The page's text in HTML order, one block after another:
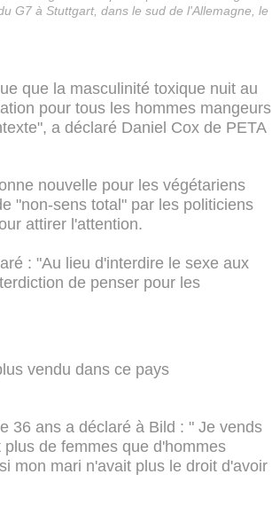
G7 à Stuttgart, dans le sud de l'Allemagne, le
que la masculinité toxique nuit au
pour tous les hommes mangeurs
a déclaré Daniel Cox de PETA
nouvelle pour les végétariens
"non-sens total" par les politiciens
attirer l'attention.
: "Au lieu d'interdire le sexe aux
de penser pour les
vendu dans ce pays
36 ans a déclaré à Bild : " Je vends
de femmes que d'hommes
mon mari n'avait plus le droit d'avoir